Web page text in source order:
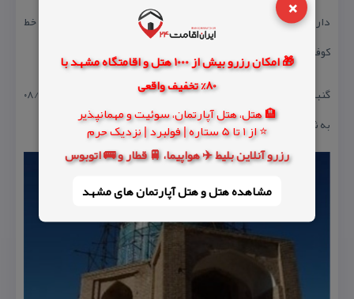
🎁 امکان رزرو بیش از 1000 هتل و اقامتگاه مشهد با
80% تخفیف واقعی
🏨 هتل، هتل آپارتمان، سوئیت و مهمانپذیر
⭐ از 1 تا 5 ستاره | فولبرد | نزدیک حرم
رزرو آنلاین بلیط ✈️ هواپیما، 🚆 قطار و 🚌 اتوبوس
مشاهده هتل و هتل‌ آپارتمان های مشهد
دارای كتیبه ای به عرض ۲.۳ متر و حاوی ۱۲ سوسن شامل نام ۱۲ امام به خط
كوفی درشت می‌باشد كه در متن كاشی‌های معرق طرح ریزی شده است.
گنبد میر سید متعلق به قرن نهم هجری قمری بوده و در تاریخ ۰۸/۰۷/۱۳۵۲
به شماره ۹۵۴ در فهرست آثار ملی ایران به ثبت رسیده است.